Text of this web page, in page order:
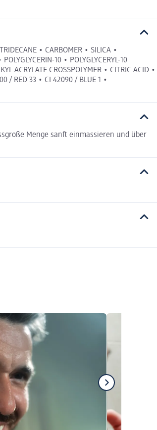
• CARBOMER • SILICA •
10 • POLYGLYCERYL-10
ACRYLATE CROSSPOLYMER • CITRIC ACID •
/ RED 33 • CI 42090 / BLUE 1 •
Menge sanft einmassieren und über